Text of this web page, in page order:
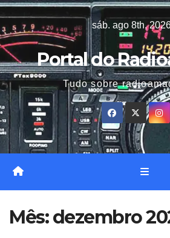
Skip
to
content
sáb. ago 8th,
Portal do
Tudo sobre
Mês:dezembro